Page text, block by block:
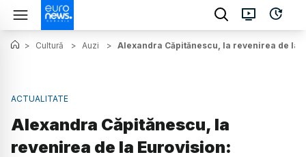
> Cultură > Auzi > Alexandra Căpitănescu, la revenirea de
ACTUALITATE
Alexandra Căpitănescu, la
revenirea de la Eurovision: